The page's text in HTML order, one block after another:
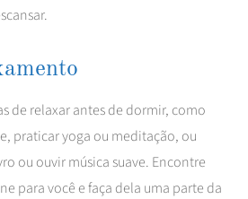
de relaxar antes de dormir, como
praticar yoga ou meditação, ou
ou ouvir música suave. Encontre
para você e faça dela uma parte da